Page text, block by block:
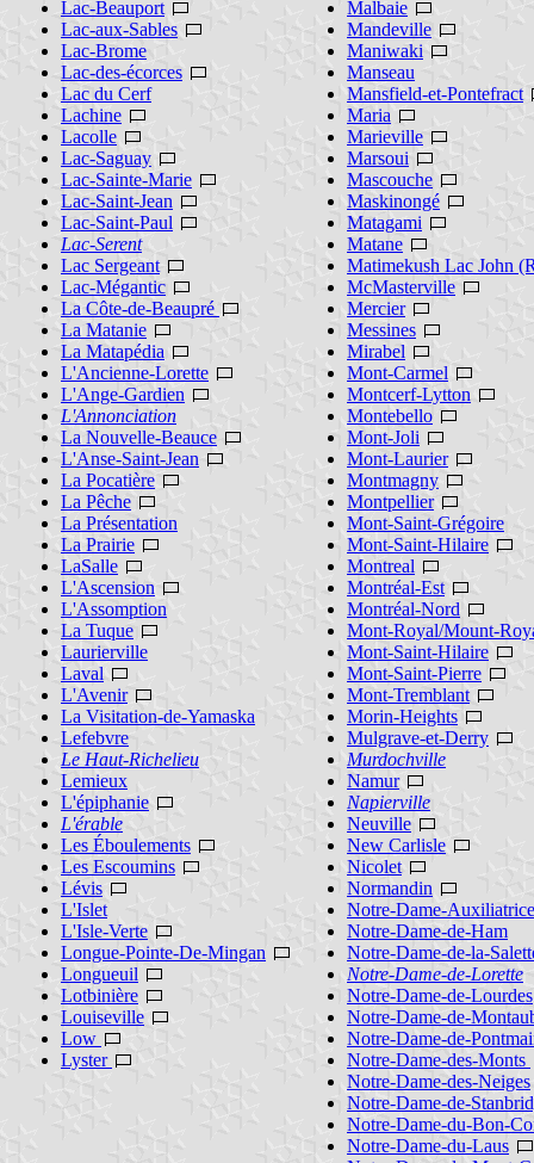
Lac-Beauport
Lac-aux-Sables
Lac-Brome
Lac-des-écorces
Lac du Cerf
Lachine
Lacolle
Lac-Saguay
Lac-Sainte-Marie
Lac-Saint-Jean
Lac-Saint-Paul
Lac-Serent
Lac Sergeant
Lac-Mégantic
La Côte-de-Beaupré
La Matanie
La Matapédia
L'Ancienne-Lorette
L'Ange-Gardien
L'Annonciation
La Nouvelle-Beauce
L'Anse-Saint-Jean
La Pocatière
La Pêche
La Présentation
La Prairie
LaSalle
L'Ascension
L'Assomption
La Tuque
Laurierville
Laval
L'Avenir
La Visitation-de-Yamaska
Lefebvre
Le Haut-Richelieu
Lemieux
L'épiphanie
L'érable
Les Éboulements
Les Escoumins
Lévis
L'Islet
L'Isle-Verte
Longue-Pointe-De-Mingan
Longueuil
Lotbinière
Louiseville
Low
Lyster
Malbaie
Mandeville
Maniwaki
Manseau
Mansfield-et-Pontefract
Maria
Marieville
Marsoui
Mascouche
Maskinongé
Matagami
Matane
Matimekush Lac John
McMasterville
Mercier
Messines
Mirabel
Mont-Carmel
Montcerf-Lytton
Montebello
Mont-Joli
Mont-Laurier
Montmagny
Montpellier
Mont-Saint-Grégoire
Mont-Saint-Hilaire
Montreal
Montréal-Est
Montréal-Nord
Mont-Royal/Mount-
Mont-Saint-Hilaire
Mont-Saint-Pierre
Mont-Tremblant
Morin-Heights
Mulgrave-et-Derry
Murdochville
Namur
Napierville
Neuville
New Carlisle
Nicolet
Normandin
Notre-Dame-
Notre-Dame-de-Ham
Notre-Dame-de-la-
Notre-Dame-de-Lorette
Notre-Dame-de-Lourdes
Notre-Dame-de-
Notre-Dame-de-
Notre-Dame-des-Monts
Notre-Dame-des-Neiges
Notre-Dame-de-
Notre-Dame-du-Bon-
Notre-Dame-du-Laus